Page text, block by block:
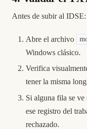
Antes de subir al IDSE:
Abre el archivo
Windows clásico.
Verifica
tener la misma
Si alguna fila se ve
ese registro del
rechazado.